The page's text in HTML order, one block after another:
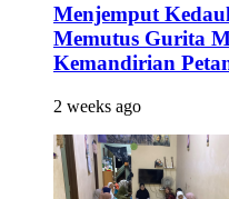
Menjemput
Memutus Gurita
Kemandirian
2 weeks ago